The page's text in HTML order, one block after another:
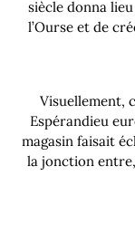
siècle donna
l’Ourse et de
Visuellement,
Espérandieu
magasin faisait
la jonction